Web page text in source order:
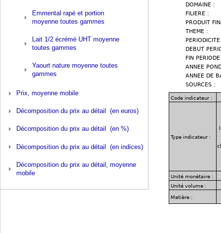
Emmental rapé et portion
moyenne toutes gammes
Lait 1/2 écrémé UHT moyenne
toutes gammes
Yaourt nature moyenne toutes
gammes
Prix, moyenne mobile
Décomposition du prix au détail (en euros)
Décomposition du prix au détail (en %)
Décomposition du prix au détail (en indices)
Décomposition du prix au détail, moyenne
mobile